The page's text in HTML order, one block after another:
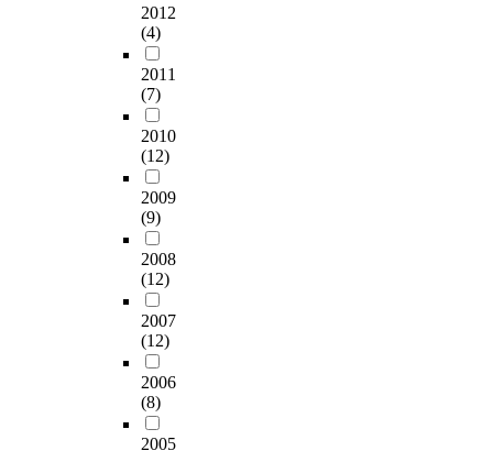
2012
(4)
2011
(7)
2010
(12)
2009
(9)
2008
(12)
2007
(12)
2006
(8)
2005